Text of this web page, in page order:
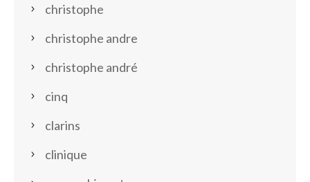
christophe
christophe andre
christophe andré
cinq
clarins
clinique